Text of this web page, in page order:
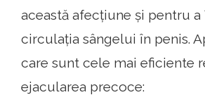
această afecțiune și pentru
circulația sângelui în penis.
care sunt cele mai eficiente
ejacularea precoce: